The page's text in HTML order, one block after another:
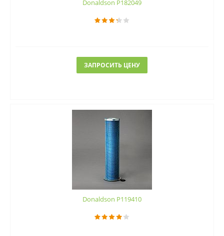
Donaldson P182049
ЗАПРОСИТЬ ЦЕНУ
Donaldson P119410